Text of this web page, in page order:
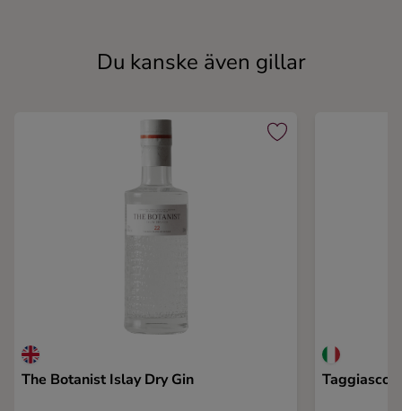
Du kanske även gillar
The Botanist Islay Dry Gin Taggiasco